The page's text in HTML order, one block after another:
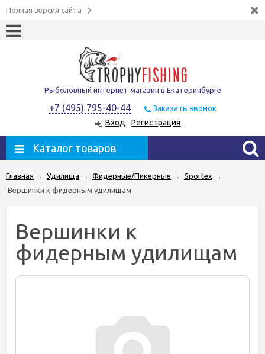
Полная версия сайта
Рыболовный интернет магазин в Екатеринбурге
+7 (495) 795-40-44
Заказать звонок
Вход
Регистрация
Каталог товаров
Главная → Удилища → Фидерные/Пикерные → Sportex →
Вершинки к фидерным удилищам
Вершинки к
фидерным удилищам